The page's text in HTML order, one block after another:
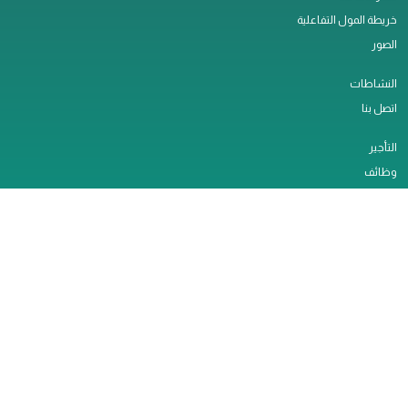
خريطة المول التفاعلية
الصور
النشاطات
اتصل بنا
التأجير
وظائف